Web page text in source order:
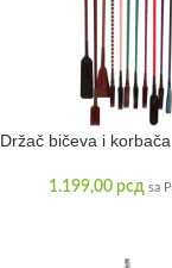
Držač bičeva i korbača
1.199,00 рсд sa